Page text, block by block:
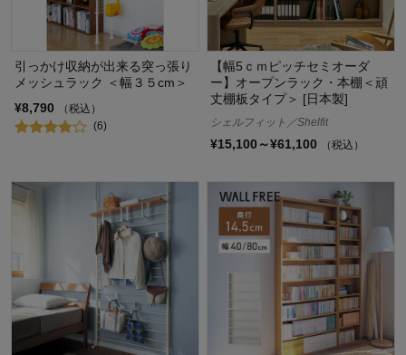
引っかけ収納が出来る突っ張り
メッシュラック ＜幅３５cm＞
¥8,790
（税込）
(6)
【幅5ｃｍピッチセミオーダ
ー】オープンラック・本棚＜頑
丈棚板タイプ＞ [日本製]
シェルフィット／Shelfit
¥15,100～¥61,100 （税込）